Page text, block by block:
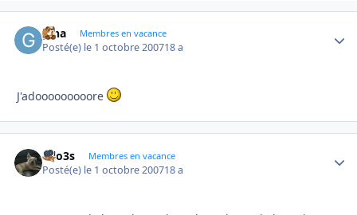
gina Membres en vacance
Posté(e) le 1 octobre 200718 a
J'adooooooooore
lolo3s Membres en vacance
Posté(e) le 1 octobre 200718 a